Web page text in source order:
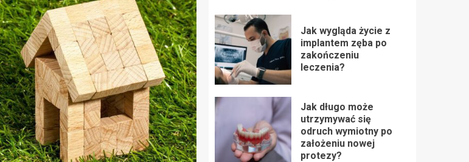
Jak wygląda życie z
implantem zęba po
zakończeniu
leczenia?
Jak długo może
utrzymywać się
odruch wymiotny po
założeniu nowej
protezy?